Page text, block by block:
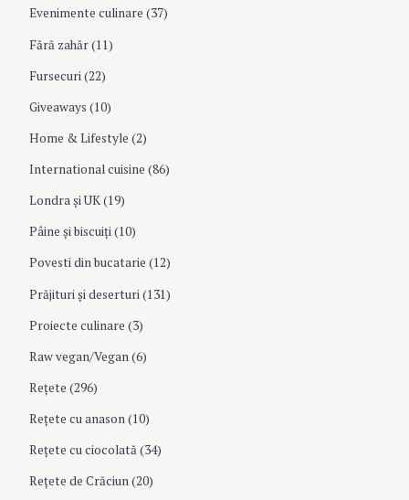
Evenimente culinare (37)
Fără zahăr(11)
Fursecuri(22)
Giveaways (10)
Home & Lifestyle (2)
International cuisine (86)
Londra şi UK(19)
Pâine şi biscuiţi(10)
Povesti din bucatarie (12)
Prăjituri şi deserturi (131)
Proiecte culinare (3)
Raw vegan/Vegan(6)
Rețete (296)
Reţete cu anason(10)
Reţete cu ciocolată(34)
Reţete de Crăciun(20)